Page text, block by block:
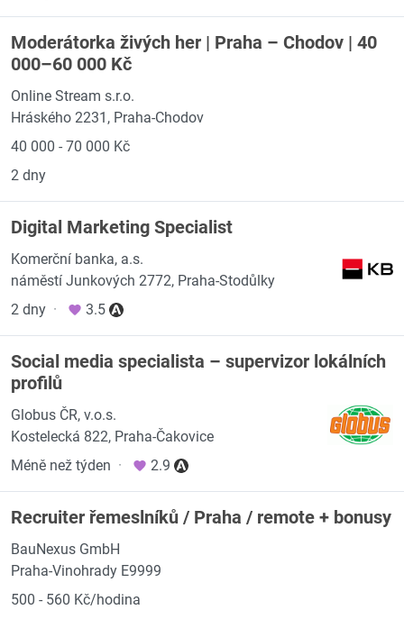
Moderátorka živých her | Praha – Chodov | 40
000–60 000 Kč
Online Stream s.r.o.
Hráského 2231, Praha-Chodov
40 000 - 70 000 Kč
2 dny
Digital Marketing Specialist
Komerční banka, a.s.
náměstí Junkových 2772, Praha-Stodůlky
2 dny · 3.5
Social media specialista – supervizor lokálních
profilů
Globus ČR, v.o.s.
Kostelecká 822, Praha-Čakovice
Méně než týden · 2.9
Recruiter řemeslníků / Praha / remote + bonusy
BauNexus GmbH
Praha-Vinohrady E9999
500 - 560 Kč/hodina